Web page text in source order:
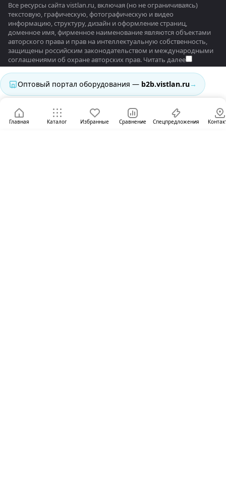
Главная Каталог Избранные Сравнение Спецпредложения
Все ресурсы сайта vistlan.ru, включая (но не ограничиваясь)
текстовую, графическую, фотографическую и видео
информацию, структуру, дизайн и оформление страниц,
доменное имя, фирменное наименование являются объектами
авторского права и прав на интеллектуальную собственность,
защищены российским законодательством и международными
соглашениями об охране авторских прав. Читать далее
Оптовый портал оборудования — b2b.vistlan.ru→